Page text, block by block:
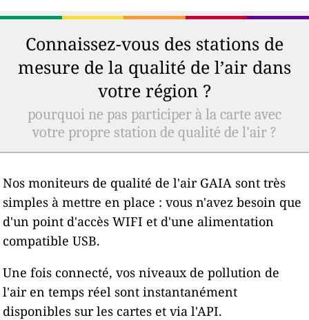
Connaissez-vous des stations de
mesure de la qualité de l’air dans
votre région ?
pourquoi ne pas participer à la carte avec
votre propre station de qualité de l'air ?
Nos moniteurs de qualité de l'air GAIA sont très
simples à mettre en place : vous n'avez besoin que
d'un point d'accès WIFI et d'une alimentation
compatible USB.
Une fois connecté, vos niveaux de pollution de
l'air en temps réel sont instantanément
disponibles sur les cartes et via l'API.